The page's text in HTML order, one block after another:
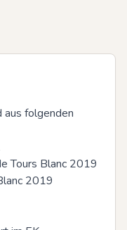
folgenden
Tours Blanc 2019
2019